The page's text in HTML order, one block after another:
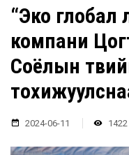
“Эко глобал
компани
Соёлын
тохижуулснаа
2024-06-11 1422